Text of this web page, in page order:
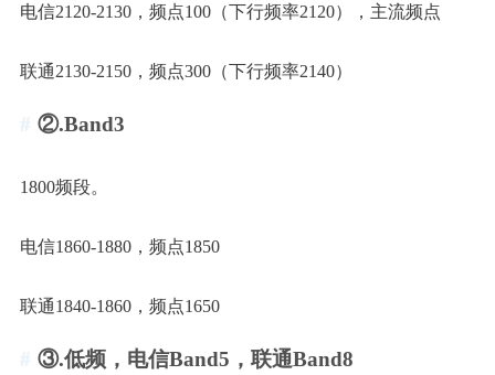
电信2120-2130，频点100（下行频率2120），主流频点
联通2130-2150，频点300（下行频率2140）
②.Band3
1800频段。
电信1860-1880，频点1850
联通1840-1860，频点1650
③.低频，电信Band5，联通Band8